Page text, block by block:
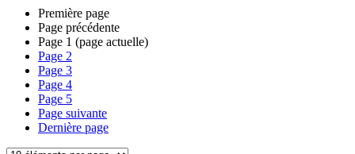
Première page
Page précédente
Page 1 (page actuelle)
Page 2
Page 3
Page 4
Page 5
Page suivante
Dernière page